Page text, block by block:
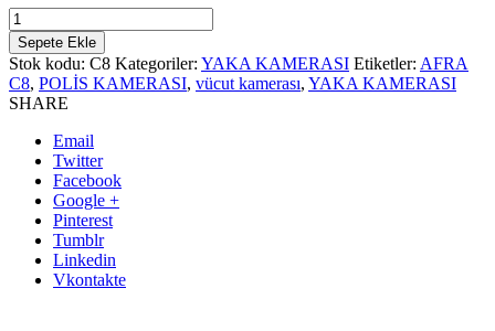
Sepete Ekle
Stok kodu: C8 Kategoriler: YAKA KAMERASI Etiketler: AFRA
C8, POLİS KAMERASI, vücut kamerası, YAKA KAMERASI
SHARE
Email
Twitter
Facebook
Google +
Pinterest
Tumblr
Linkedin
Vkontakte